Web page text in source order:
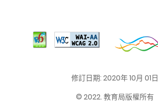
修訂日期: 2020年 10月 01日
© 2022. 教育局版權所有